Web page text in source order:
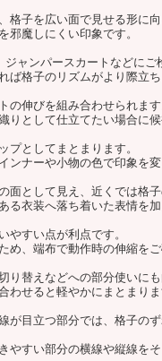
子を広い面で見せる形に向
邪魔しにくい印象です。
ャンパースカートなどにご
格子のリズムがより際立ち
の伸びを組み合わせられます
として仕立てたい場合に候
プとしてまとまります。
ナーや小物の色で印象を変
として見え、近くでは格子
衣装へ落ち着いた表情を加
やすい点が利点です。
、端布で動作時の伸縮をご
替えなどへの部分使いにも
せると軽やかにまとまりま
目立つ部分では、格子の
すい部分の横線や縦線を